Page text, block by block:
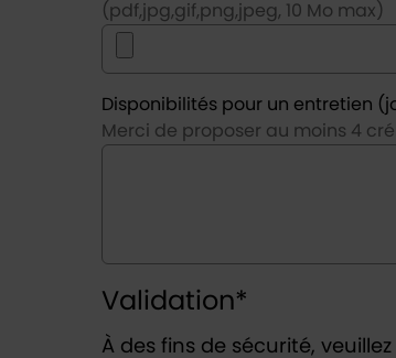
(pdf,jpg,gif,png,jpeg, 10 Mo max)
Disponibilités pour un entretien
Merci de proposer au moins 4
Validation*
À des fins de sécurité,